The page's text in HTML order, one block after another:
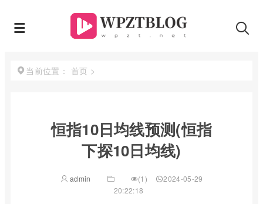
当前位置： 首页 >
恒指10日均线预测(恒指
下探10日均线)
admin (1)
2024-05-29
20:22:18